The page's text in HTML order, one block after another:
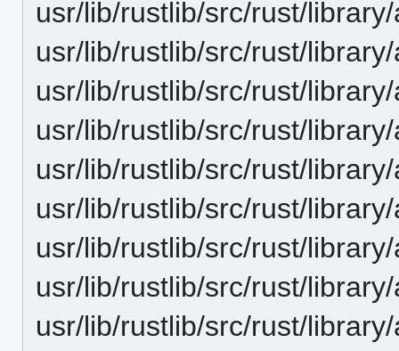
usr/lib/rustlib/src/rust/
usr/lib/rustlib/src/rust/
usr/lib/rustlib/src/rust/
usr/lib/rustlib/src/rust/
usr/lib/rustlib/src/rust/
usr/lib/rustlib/src/rust/
usr/lib/rustlib/src/rust/
usr/lib/rustlib/src/rust/
usr/lib/rustlib/src/rust/